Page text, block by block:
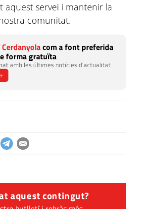
servei i mantenir la
comunitat.
Cerdanyolacom a font preferida
forma gratuïta
amb les últimes notícies d'actualitat
aquest contingut?